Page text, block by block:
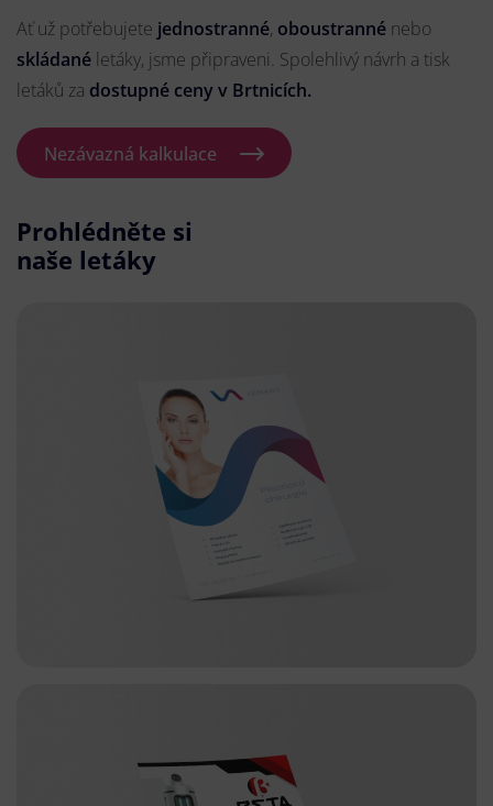
Ať už potřebujete jednostranné, oboustranné nebo
skládané letáky, jsme připraveni. Spolehlivý návrh a tisk
letáků za dostupné ceny v Brtnicích.
Nezávazná kalkulace
Prohlédněte si
naše letáky